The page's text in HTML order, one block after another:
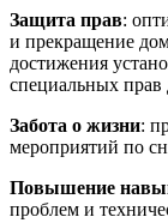
Защита прав:
и прекращение
достижения
специальных
Забота о жизни:
мероприятий по
Повышение
проблем и